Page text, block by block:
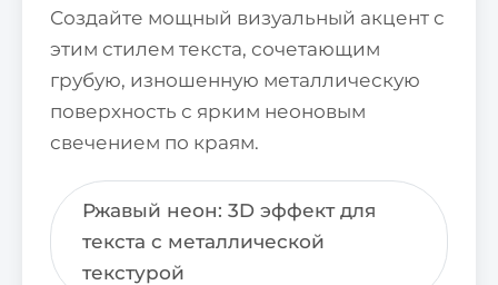
Создайте мощный визуальный акцент с
этим стилем текста, сочетающим
грубую, изношенную металлическую
поверхность с ярким неоновым
свечением по краям.
Ржавый неон: 3D эффект для
текста с металлической
текстурой